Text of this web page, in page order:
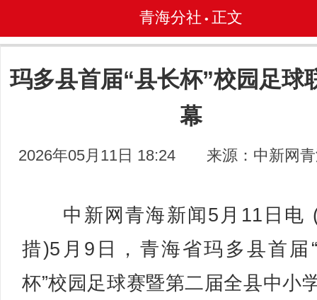
青海分社 • 正文
玛多县首届“县长杯”校园足球
幕
2026年05月11日 18:24 来源：中新网
中新网青海新闻5月11日电
措)5月9日，青海省玛多县首届
杯”校园足球赛暨第二届全县中小